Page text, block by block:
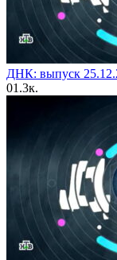
ДНК: выпуск
01.3к.